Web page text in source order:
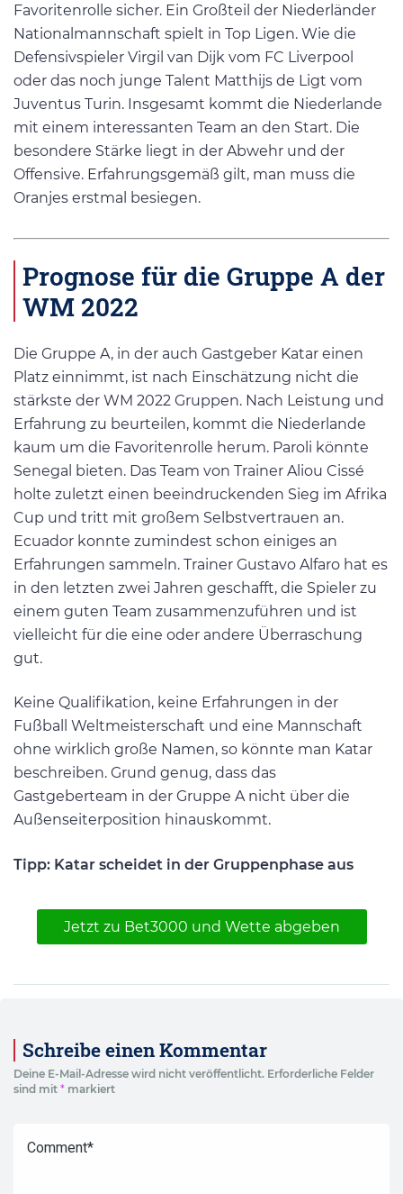
Favoritenrolle sicher. Ein Großteil der Niederländer
Nationalmannschaft spielt in Top Ligen. Wie die
Defensivspieler Virgil van Dijk vom FC Liverpool
oder das noch junge Talent Matthijs de Ligt vom
Juventus Turin. Insgesamt kommt die Niederlande
mit einem interessanten Team an den Start. Die
besondere Stärke liegt in der Abwehr und der
Offensive. Erfahrungsgemäß gilt, man muss die
Oranjes erstmal besiegen.
Prognose für die Gruppe A der
WM 2022
Die Gruppe A, in der auch Gastgeber Katar einen
Platz einnimmt, ist nach Einschätzung nicht die
stärkste der WM 2022 Gruppen. Nach Leistung und
Erfahrung zu beurteilen, kommt die Niederlande
kaum um die Favoritenrolle herum. Paroli könnte
Senegal bieten. Das Team von Trainer Aliou Cissé
holte zuletzt einen beeindruckenden Sieg im Afrika
Cup und tritt mit großem Selbstvertrauen an.
Ecuador konnte zumindest schon einiges an
Erfahrungen sammeln. Trainer Gustavo Alfaro hat es
in den letzten zwei Jahren geschafft, die Spieler zu
einem guten Team zusammenzuführen und ist
vielleicht für die eine oder andere Überraschung
gut.
Keine Qualifikation, keine Erfahrungen in der
Fußball Weltmeisterschaft und eine Mannschaft
ohne wirklich große Namen, so könnte man Katar
beschreiben. Grund genug, dass das
Gastgeberteam in der Gruppe A nicht über die
Außenseiterposition hinauskommt.
Tipp: Katar scheidet in der Gruppenphase aus
Jetzt zu Bet3000 und Wette abgeben
Schreibe einen Kommentar
Deine E-Mail-Adresse wird nicht veröffentlicht. Erforderliche Felder
sind mit * markiert